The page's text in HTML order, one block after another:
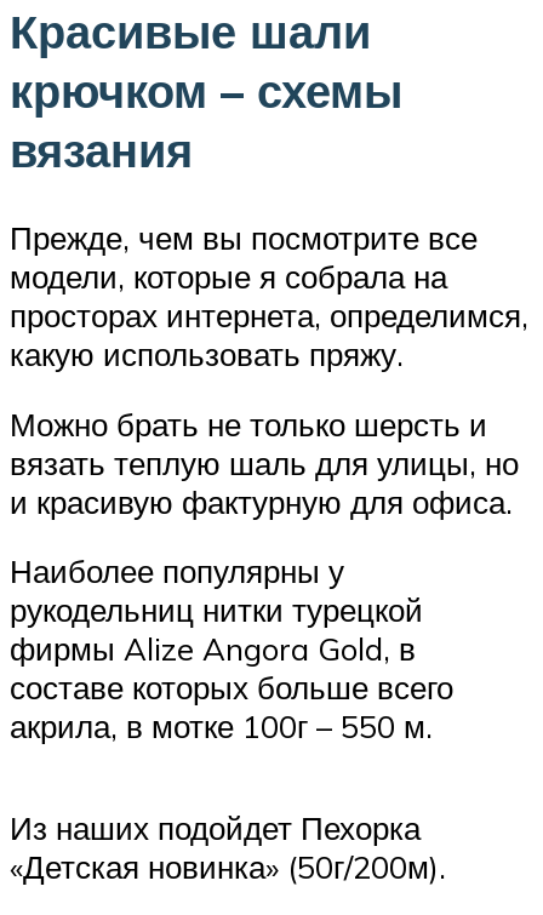
Красивые шали
крючком – схемы
вязания
Прежде, чем вы посмотрите все
модели, которые я собрала на
просторах интернета, определимся,
какую использовать пряжу.
Можно брать не только шерсть и
вязать теплую шаль для улицы, но
и красивую фактурную для офиса.
Наиболее популярны у
рукодельниц нитки турецкой
фирмы Alize Angora Gold, в
составе которых больше всего
акрила, в мотке 100г – 550 м.
Из наших подойдет Пехорка
«Детская новинка» (50г/200м).